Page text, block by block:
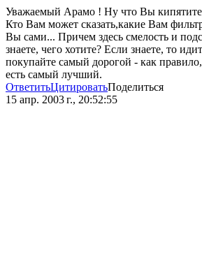
Уважаемый Арамо ! Ну что Вы
Кто Вам может сказать,какие Вам
Вы сами... Причем здесь смелость и
знаете, чего хотите? Если знаете, то
покупайте самый дорогой - как
есть самый лучший.
ОтветитьЦитироватьПоделиться
15 апр. 2003 г., 20:52:55